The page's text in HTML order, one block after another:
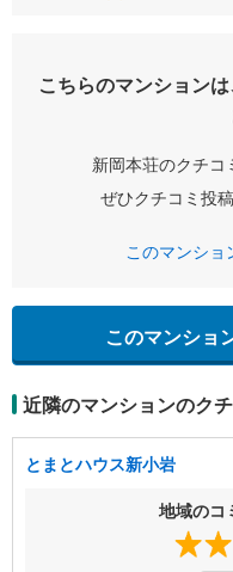
こちらのマンション
新岡本荘のクチコ
ぜひクチコミ投
このマンショ
このマンショ
近隣のマンションのク
とまとハウス新小岩
地域のコ